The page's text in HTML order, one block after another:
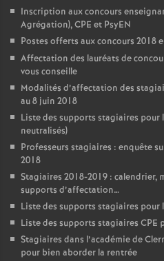
Inscription aux concours
Agrégation), CPE et PsyEN
Postes offerts aux concours 2018
Affectation des lauréats de
vous conseille
Modalités d’affectation des
au 8 juin 2018
Liste des supports stagiaires pour
neutralisés)
Professeurs stagiaires : enquête
2018
Stagiaires 2018-2019 : calendrier,
supports d’affectation…
Liste des supports stagiaires pour
Liste des supports stagiaires CPE
Stagiaires dans l’académie de
pour bien aborder la rentrée